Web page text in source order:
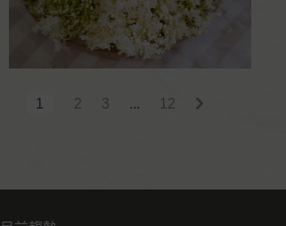
1 2 3 ... 12